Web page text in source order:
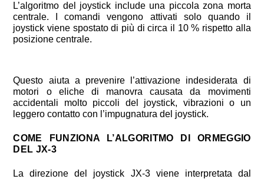
L’algoritmo del joystick include una piccola zona morta
centrale. I comandi vengono attivati solo quando il
joystick viene spostato di più di circa il 10 % rispetto alla
posizione centrale.
Questo aiuta a prevenire l’attivazione indesiderata di
motori o eliche di manovra causata da movimenti
accidentali molto piccoli del joystick, vibrazioni o un
leggero contatto con l’impugnatura del joystick.
COME FUNZIONA L’ALGORITMO DI ORMEGGIO
DEL JX-3
La direzione del joystick JX-3 viene interpretata dal